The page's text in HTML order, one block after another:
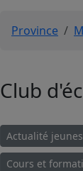
Province
Club
Actualité
Cours et